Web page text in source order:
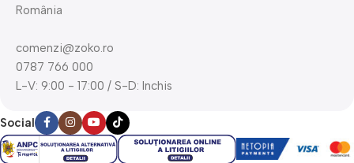
România
comenzi@zoko.ro
0787 766 000
L-V: 9:00 - 17:00 / S-D: Inchis
Social